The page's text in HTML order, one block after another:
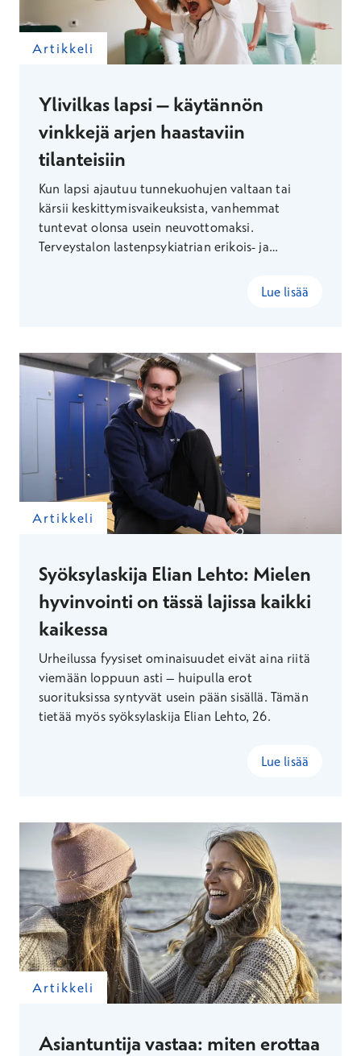
Artikkeli
Ylivilkas lapsi – käytännön
vinkkejä arjen haastaviin
tilanteisiin
Kun lapsi ajautuu tunnekuohujen valtaan tai
kärsii keskittymisvaikeuksista, vanhemmat
tuntevat olonsa usein neuvottomaksi.
Terveystalon lastenpsykiatrian erikois- ja
muutokset voivat helpottaa perheiden arkea.
Lue lisää
Artikkeli
Syöksylaskija Elian Lehto: Mielen
hyvinvointi on tässä lajissa kaikki
kaikessa
Urheilussa fyysiset ominaisuudet eivät aina riitä
viemään loppuun asti – huipulla erot
suorituksissa syntyvät usein pään sisällä. Tämän
tietää myös syöksylaskija Elian Lehto, 26.
Lue lisää
Artikkeli
Asiantuntija vastaa: miten erottaa